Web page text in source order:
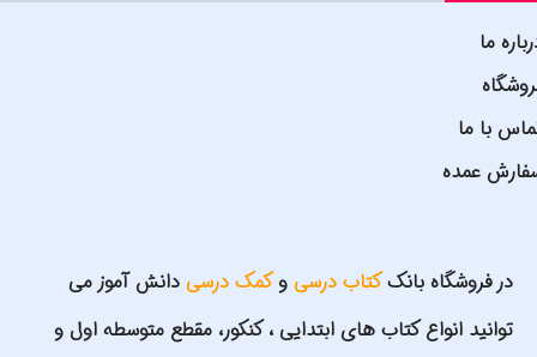
ما
با ما
عمده
در فروشگاه بانککتاب درسی وکمک درسی دانش آموز می
توانید انواع کتاب های ابتدایی ، کنکور، مقطع متوسطه اول و